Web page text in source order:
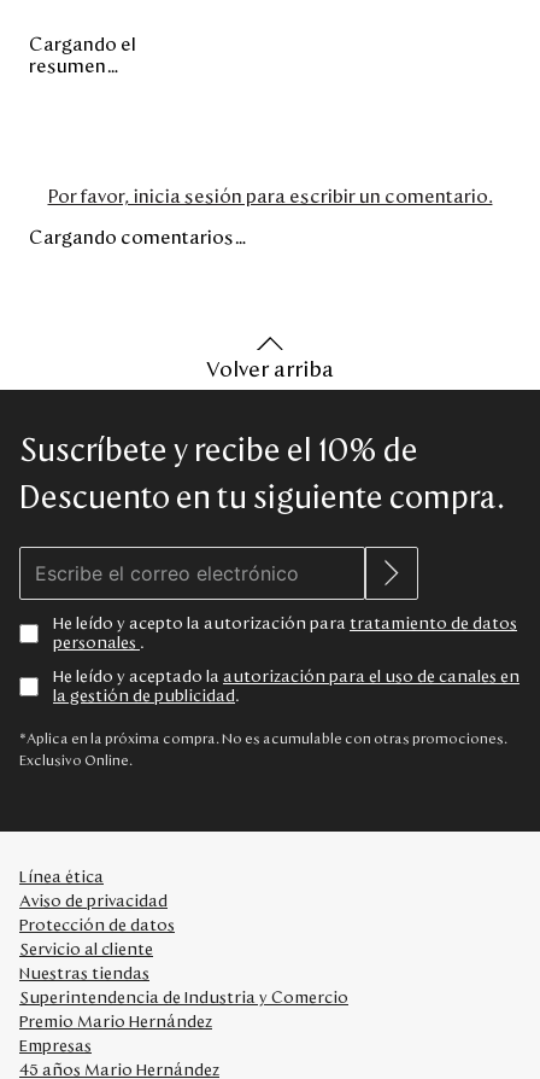
Cargando el
resumen…
Por favor, inicia sesión para escribir un comentario.
Cargando comentarios…
Volver arriba
Suscríbete y recibe el 10% de
Descuento en tu siguiente compra.
He leído y acepto la autorización para tratamiento de datos
personales .
He leído y aceptado la autorización para el uso de canales en
la gestión de publicidad .
*Aplica en la próxima compra. No es acumulable con otras promociones.
Exclusivo Online.
Línea ética
Aviso de privacidad
Protección de datos
Servicio al cliente
Nuestras tiendas
Superintendencia de Industria y Comercio
Premio Mario Hernández
Empresas
45 años Mario Hernández